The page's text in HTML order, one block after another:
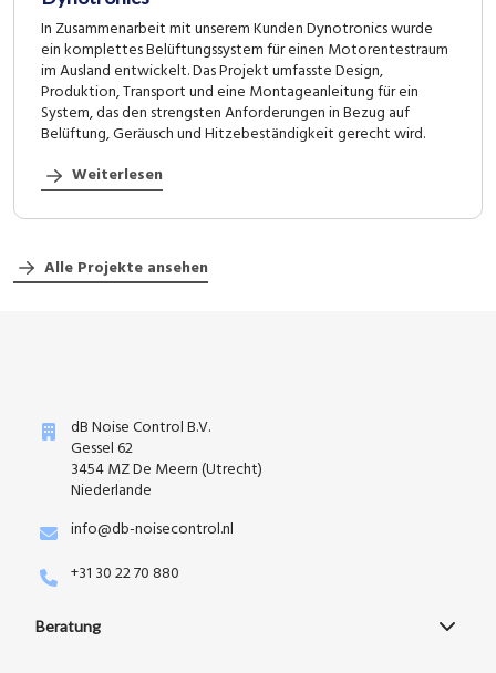
In Zusammenarbeit mit unserem Kunden Dynotronics wurde
ein komplettes Belüftungssystem für einen Motorentestraum
im Ausland entwickelt. Das Projekt umfasste Design,
Produktion, Transport und eine Montageanleitung für ein
System, das den strengsten Anforderungen in Bezug auf
Belüftung, Geräusch und Hitzebeständigkeit gerecht wird.
Weiterlesen
Alle Projekte ansehen
dB Noise Control B.V.
Gessel 62
3454 MZ De Meern (Utrecht)
Niederlande
info@db-noisecontrol.nl
+31 30 22 70 880
Beratung